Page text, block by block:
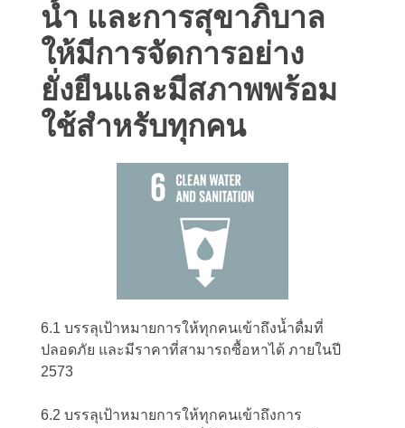
น้ำ และการสุขาภิบาล
ให้มีการจัดการอย่าง
ยั่งยืนและมีสภาพพร้อม
ใช้สำหรับทุกคน
6.1 บรรลุเป้าหมายการให้ทุกคนเข้าถึงน้ำดื่มที่
ปลอดภัย และมีราคาที่สามารถซื้อหาได้ ภายในปี
2573
6.2 บรรลุเป้าหมายการให้ทุกคนเข้าถึงการ